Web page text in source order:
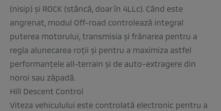
(nisip) şi ROCK (stâncă, doar în 4LLc). Când este
angrenat, modul Off-road controlează integral
puterea motorului, transmisia şi frânarea pentru a
regla alunecarea roţii şi pentru a maximiza astfel
performanţele all-terrain şi de auto-extragere din
noroi sau zăpadă.
Hill Descent Control
Viteza vehiculului este controlată electronic pentru a